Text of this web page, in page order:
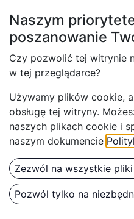
Naszym
poszanowanie
Czy pozwolić tej witrynie
w tej przeglądarce?
Używamy plików cookie,
obsługę tej witryny.
naszych plikach cookie i
naszym dokumencie
Zezwól na wszystkie
Pozwól tylko na